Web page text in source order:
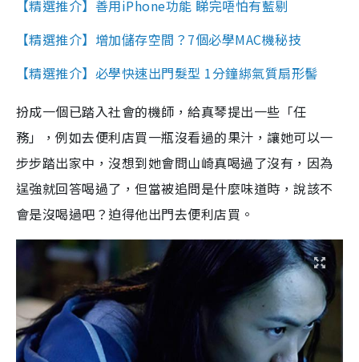
【精選推介】善用iPhone功能 睇完唔怕有藍剔
【精選推介】增加儲存空間？7個必學MAC機秘技
【精選推介】必學快速出門髮型 1分鐘綁氣質扇形髻
扮成一個已踏入社會的機師，給真琴提出一些「任
務」，例如去便利店買一瓶沒看過的果汁，讓她可以一
步步踏出家中，沒想到她會問山崎真喝過了沒有，因為
逞強就回答喝過了，但當被追問是什麼味道時，說該不
會是沒喝過吧？迫得他出門去便利店買。